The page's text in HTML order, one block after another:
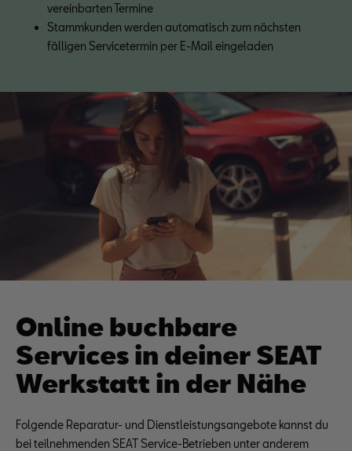
vereinbarten Termine
Stammkunden werden automatisch zum nächsten
fälligen Servicetermin per E-Mail eingeladen
Online buchbare
Services in deiner SEAT
Werkstatt in der Nähe
Folgende Reparatur- und Dienstleistungsangebote kannst du
bei teilnehmenden SEAT Service-Betrieben unter anderem